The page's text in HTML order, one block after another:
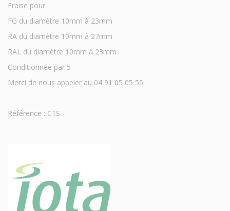
Fraise pour
FG du diamètre 10mm à 23mm
RA du diamètre 10mm à 27mm
RAL du diamètre 10mm à 23mm
Conditionnée par 5
Merci de nous appeler au 04 91 05 05 55
Référence : C1S